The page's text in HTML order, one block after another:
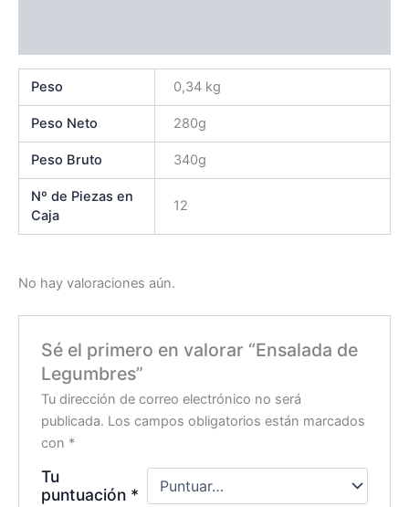
Peso 0,34 kg
Peso Neto 280g
Peso Bruto 340g
Nº de Piezas en
Caja
12
No hay valoraciones aún.
Sé el primero en valorar “Ensalada de
Legumbres”
Tu dirección de correo electrónico no será
publicada. Los campos obligatorios están marcados
con *
Tu
puntuación *